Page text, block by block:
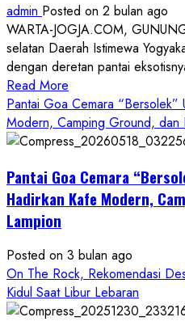
admin Posted on 2 bulan ago
WARTA-JOGJA.COM,
selatan Daerah Istimewa
dengan deretan pantai
Read More
more
about
ON
ROCK
Gunungkidul
Baru,
Padukan
Keindahan
Alam
Pantai Goa Cemara “Bersolek”
Modern, Camping Ground, dan
Pantai Goa Cemara
Hadirkan Kafe Modern,
Lampion
Posted on 3 bulan ago
On The Rock, Rekomendasi
Kidul Saat Libur Lebaran